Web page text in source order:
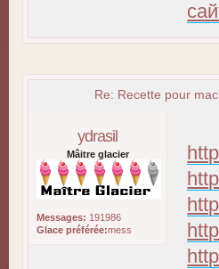
Re: Recette pour
ydrasil
Mâitre glacier
Messages: 191986
Glace préférée:mess